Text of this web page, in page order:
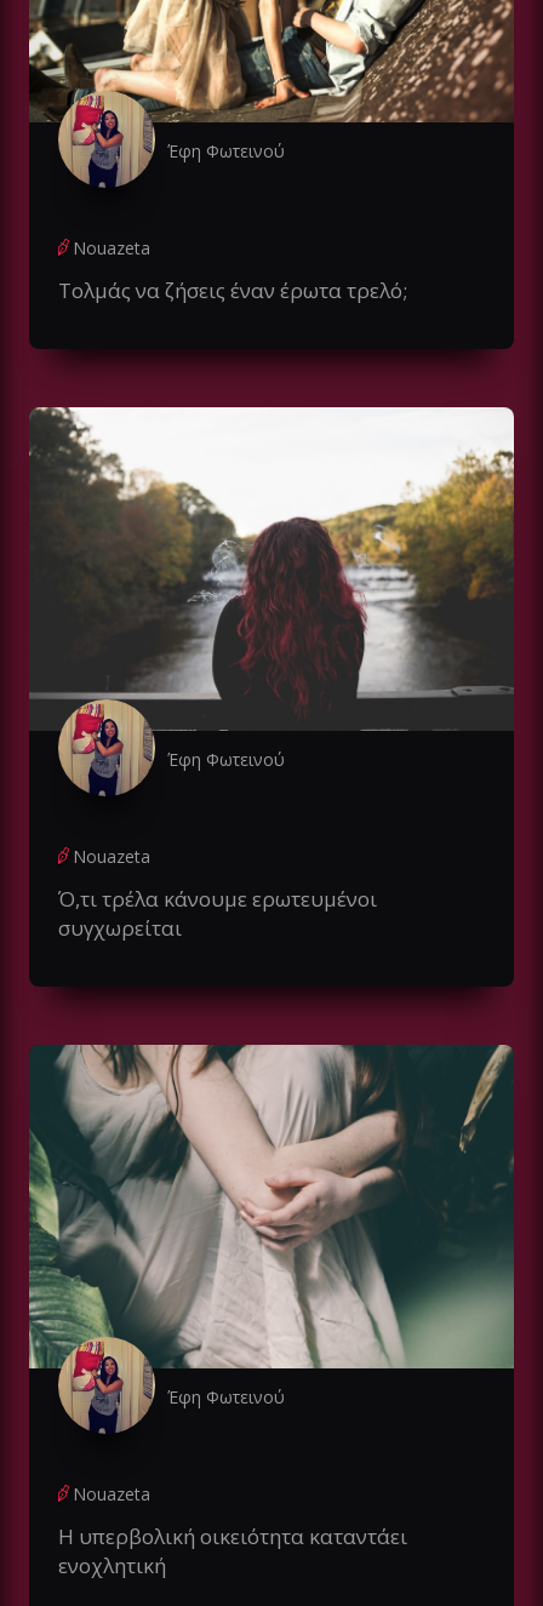
Έφη Φωτεινού
Nouazeta
Τολμάς να ζήσεις έναν έρωτα τρελό;
Έφη Φωτεινού
Nouazeta
Ό,τι τρέλα κάνουμε ερωτευμένοι
συγχωρείται
Έφη Φωτεινού
Nouazeta
Η υπερβολική οικειότητα καταντάει
ενοχλητική